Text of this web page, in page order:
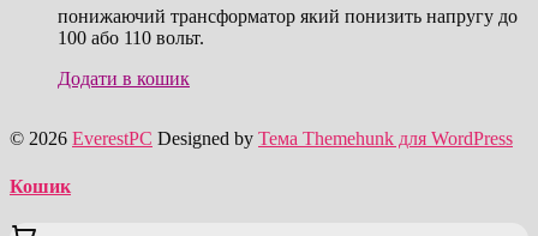
понижаючий трансформатор який понизить напругу до
100 або 110 вольт.
Додати в кошик
© 2026 EverestPC Designed by Тема Themehunk для WordPress
Кошик